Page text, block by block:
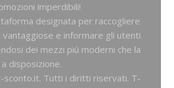
imperdibili!
designata per raccogliere
e informare gli utenti
dei mezzi più moderni che la
disposizione.
Tutti i diritti riservati. T-